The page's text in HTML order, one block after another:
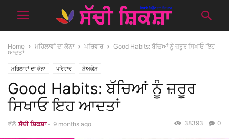
Home ਮਹਿਲਾਵਾਂ ਦਾ ਕੋਨਾ ਪਰਿਵਾਰ
Good Habits: ਬੱਚਿਆਂ ਨੂੰ ਜ਼ਰੂਰ ਸਿਖਾਓ ਇਹ
ਆਦਤਾਂ
ਮਹਿਲਾਵਾਂ ਦਾ ਕੋਨਾ ਪਰਿਵਾਰ ਸ਼ੋਅਕੇਸ
Good Habits: ਬੱਚਿਆਂ ਨੂੰ ਜ਼ਰੂਰ
ਸਿਖਾਓ ਇਹ ਆਦਤਾਂ
ਵੱਲੋ ਸੱਚੀ ਸ਼ਿਕਸ਼ਾ - 9 months ago 0
38393